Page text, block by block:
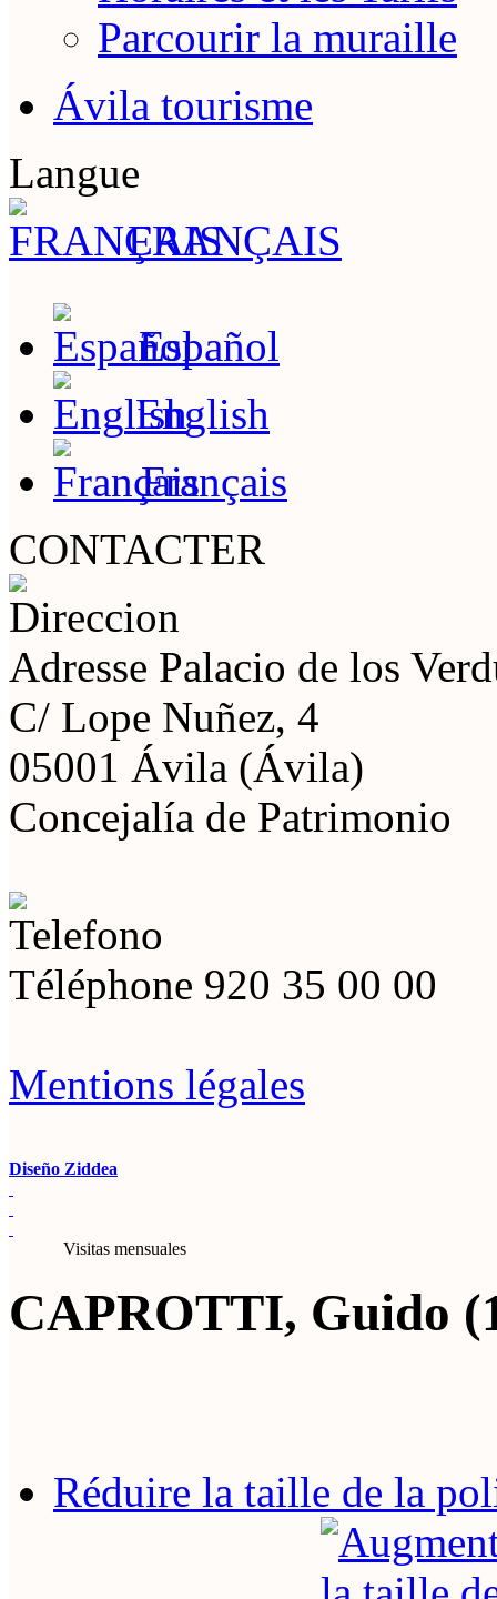
Parcourir la muraille
Ávila tourisme
Langue
FRANÇAIS
Español
English
Français
CONTACTER
Adresse Palacio de los
C/ Lope Nuñez, 4
05001 Ávila (Ávila)
Concejalía de Patrimonio
Téléphone 920 35 00 00
Mentions légales
Diseño Ziddea
Visitas mensuales
CAPROTTI, Guido
Réduire la taille de la